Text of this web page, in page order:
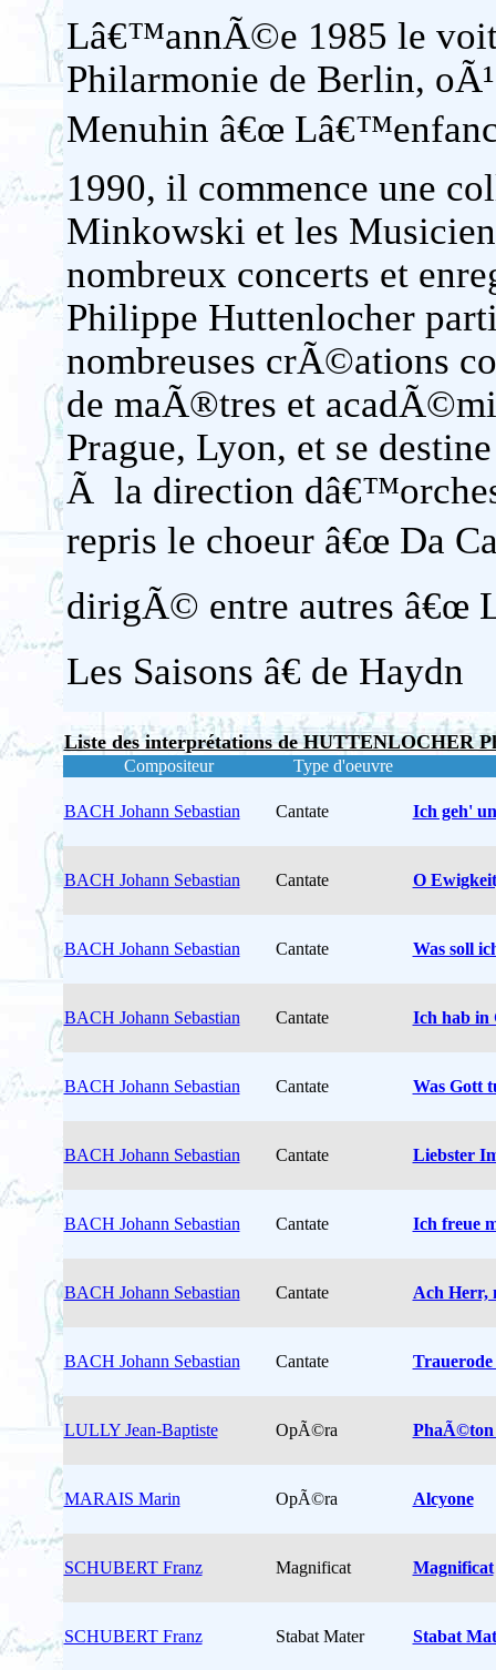
Lâ€™annÃ©e 1985 le
Philarmonie de Berlin,
Menuhin â€œ
1990, il commence une
Minkowski et les
nombreux concerts et
Philippe Huttenlocher
nombreuses crÃ©ations
de maÃ®tres et
Prague, Lyon, et se
Ã la direction
repris le choeur â€œ Da
dirigÃ© entre autres â€œ
Les Saisons â€ de Haydn
Liste des interprétations de HUTTENLOCHER
Compositeur Type d'oeuvre
BACH Johann Sebastian Cantate Ich geh'
BACH Johann Sebastian Cantate O
BACH Johann Sebastian Cantate Was soll
BACH Johann Sebastian Cantate Ich hab in
BACH Johann Sebastian Cantate Was Gott
BACH Johann Sebastian Cantate Liebster
BACH Johann Sebastian Cantate Ich freue
BACH Johann Sebastian Cantate Ach Herr,
BACH Johann Sebastian Cantate
LULLY Jean-Baptiste OpÃ©ra PhaÃ©ton
MARAIS Marin OpÃ©ra Alcyone
SCHUBERT Franz Magnificat Magnificat
SCHUBERT Franz Stabat Mater Stabat